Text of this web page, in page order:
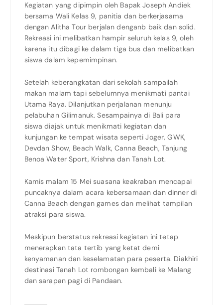
Kegiatan yang dipimpin oleh Bapak Joseph Andiek
bersama Wali Kelas 9, panitia dan berkerjasama
dengan Alitha Tour berjalan denganb baik dan solid.
Rekreasi ini melibatkan hampir seluruh kelas 9, oleh
karena itu dibagi ke dalam tiga bus dan melibatkan
siswa dalam kepemimpinan.
Setelah keberangkatan dari sekolah sampailah
makan malam tapi sebelumnya menikmati pantai
Utama Raya. Dilanjutkan perjalanan menunju
pelabuhan Gilimanuk. Sesampainya di Bali para
siswa diajak untuk menikmati kegiatan dan
kunjungan ke tempat wisata seperti Joger, GWK,
Devdan Show, Beach Walk, Canna Beach, Tanjung
Benoa Water Sport, Krishna dan Tanah Lot.
Kamis malam 15 Mei suasana keakraban mencapai
puncaknya dalam acara kebersamaan dan dinner di
Canna Beach dengan games dan melihat tampilan
atraksi para siswa.
Meskipun berstatus rekreasi kegiatan ini tetap
menerapkan tata tertib yang ketat demi
kenyamanan dan keselamatan para peserta. Diakhiri
destinasi Tanah Lot rombongan kembali ke Malang
dan sarapan pagi di Pandaan.